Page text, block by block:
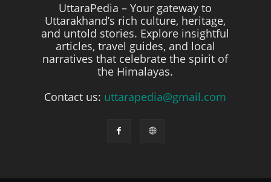
UttaraPedia – Your gateway to
Uttarakhand’s rich culture, heritage,
and untold stories. Explore insightful
articles, travel guides, and local
narratives that celebrate the spirit of
the Himalayas.
Contact us: uttarapedia@gmail.com